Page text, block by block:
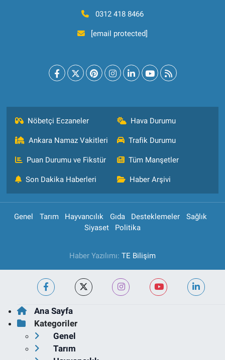
0312 418 8466
[email protected]
Nöbetçi Eczaneler Hava Durumu
Ankara Namaz Vakitleri Trafik Durumu
Puan Durumu ve Fikstür Tüm Manşetler
Son Dakika Haberleri Haber Arşivi
Genel Tarım Hayvancılık Gıda Desteklemeler
Sağlık
Siyaset
Politika
Haber Yazılımı: TE Bilişim
Ana Sayfa
Kategoriler
Genel
Tarım